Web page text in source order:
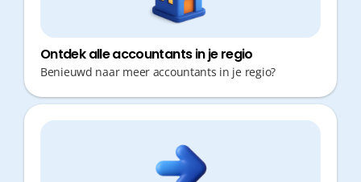
Ontdek alle accountants in je regio
Benieuwd naar meer accountants in je regio?